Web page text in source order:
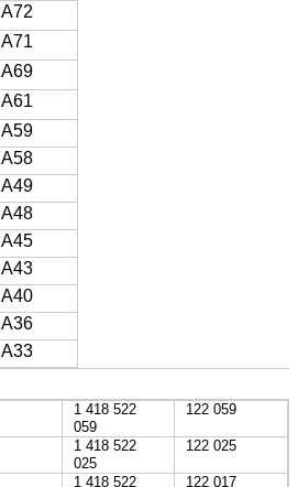
A72
A71
A69
A61
A59
A58
A49
A48
A45
A43
A40
A36
A33
1 418 522
059
122 059
1 418 522
025
122 025
1 418 522
122 017